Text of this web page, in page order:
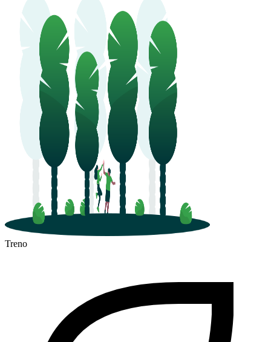
Treno